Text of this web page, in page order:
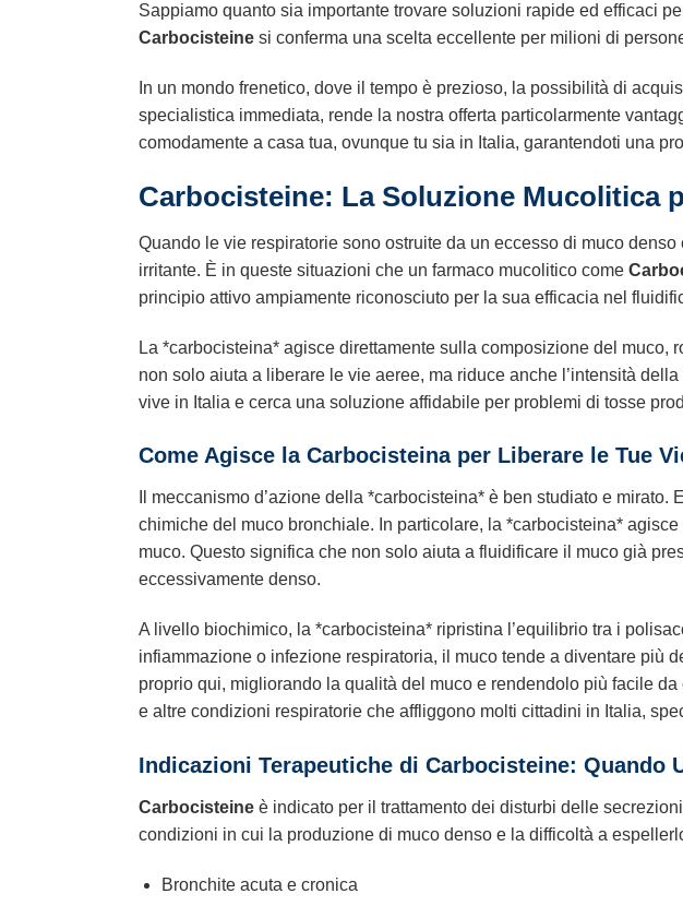
Sappiamo quanto sia importante trovare soluzioni rapide ed efficaci
Carbocisteine si conferma una scelta eccellente per milioni di
In un mondo frenetico, dove il tempo è prezioso, la possibilità di
specialistica immediata, rende la nostra offerta particolarmente
comodamente a casa tua, ovunque tu sia in Italia, garantendoti una
Carbocisteine: La Soluzione Mucolitica
Quando le vie respiratorie sono ostruite da un eccesso di muco
irritante. È in queste situazioni che un farmaco mucolitico come
principio attivo ampiamente riconosciuto per la sua efficacia nel
La *carbocisteina* agisce direttamente sulla composizione del
non solo aiuta a liberare le vie aeree, ma riduce anche l’intensità
vive in Italia e cerca una soluzione affidabile per problemi di tosse
Come Agisce la Carbocisteina per Liberare le Tue
Il meccanismo d’azione della *carbocisteina* è ben studiato e
chimiche del muco bronchiale. In particolare, la *carbocisteina*
muco. Questo significa che non solo aiuta a fluidificare il muco già
eccessivamente denso.
A livello biochimico, la *carbocisteina* ripristina l’equilibrio tra i
infiammazione o infezione respiratoria, il muco tende a diventare più
proprio qui, migliorando la qualità del muco e rendendolo più facile
e altre condizioni respiratorie che affliggono molti cittadini in Italia,
Indicazioni Terapeutiche di Carbocisteine: Quando
Carbocisteine è indicato per il trattamento dei disturbi delle
condizioni in cui la produzione di muco denso e la difficoltà a
Bronchite acuta e cronica